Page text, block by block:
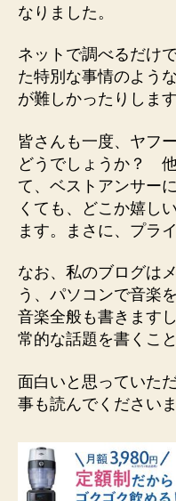
なりました。
ネットで調べるだけ
た特別な事情のよう
が難しかったりします
皆さんも一度、ヤフ
どうでしょうか？
て、ベストアンサー
くても、どこか嬉し
ます。まさに、プラ
なお、私のブログは
う、パソコンで音楽
音楽全般も書きます
常的な話題を書くこ
面白いと思っていた
事も読んでくださいま